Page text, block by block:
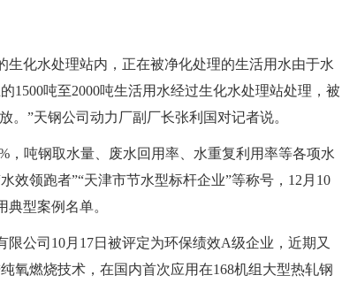
生化水处理站内，正在被净化处理的生活用水由于水
1500吨至2000吨生活用水经过生化水处理站处理，被
。”天钢公司动力厂副厂长张利国对记者说。
，吨钢取水量、废水回用率、水重复利用率等各项水
效领跑者”“天津市节水型标杆企业”等称号，12月10
典型案例名单。
公司10月17日被评定为环保绩效A级企业，近期又
氧燃烧技术，在国内首次应用在168机组大型热轧钢